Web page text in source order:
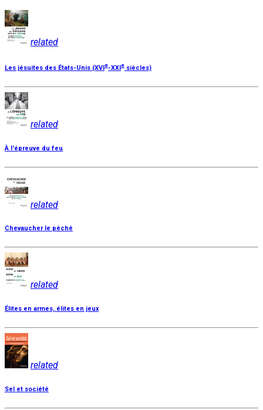
related
Les jésuites des États-Unis (XVIe-XXIe siècles)
related
À l'épreuve du feu
related
Chevaucher le péché
related
Élites en armes, élites en jeux
related
Sel et société